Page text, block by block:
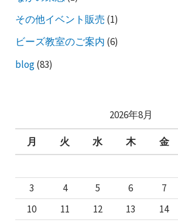
その他イベント販売 (1)
ビーズ教室のご案内 (6)
blog(83)
2026年8月
月 火 水 木 金
3
4 5 6 7
10
11 12 13 14